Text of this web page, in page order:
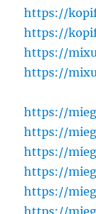
https://
https://
https://
https://
https://
https://
https://
https://
https://